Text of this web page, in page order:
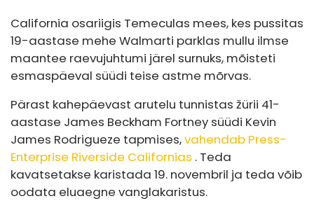
California osariigis Temeculas mees, kes pussitas
19-aastase mehe Walmarti parklas mullu ilmse
maantee raevujuhtumi järel surnuks, mõisteti
esmaspäeval süüdi teise astme mõrvas.
Pärast kahepäevast arutelu tunnistas žürii 41-
aastase James Beckham Fortney süüdi Kevin
James Rodrigueze tapmises,vahendab Press-
Enterprise Riverside Californias . Teda
kavatsetakse karistada 19. novembril ja teda võib
oodata eluaegne vanglakaristus.